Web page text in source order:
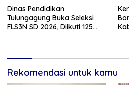
Dinas Pendidikan
Tulungagung Buka Seleksi
FLS3N SD 2026, Diikuti 125
Rekomendasi untuk kamu